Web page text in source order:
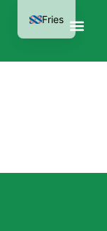
Fries